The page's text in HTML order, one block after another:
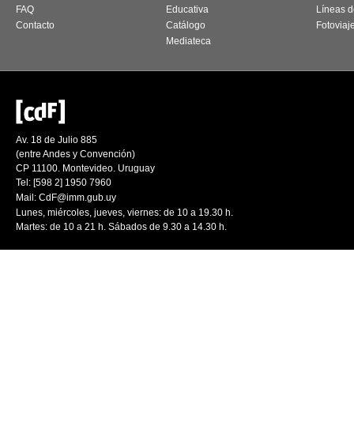
FAQ
Contacto
Educativa
Catálogo
Mediateca
Líneas
Av. 18 de Julio 885
(entre Andes y Convención)
CP 11100. Montevideo. Uruguay
Tel: [598 2] 1950 7960
Mail: CdF@imm.gub.uy
Lunes, miércoles, jueves, viernes: de 10 a 19.30 h.
Martes: de 10 a 21 h. Sábados de 9.30 a 14.30 h.